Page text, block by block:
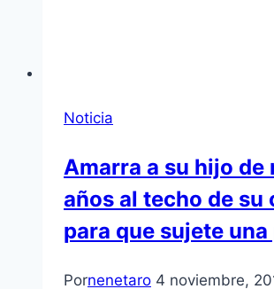
Noticia
Amarra a su hijo de
años al techo de su
para que sujete
Pornenetaro 4 noviembre,